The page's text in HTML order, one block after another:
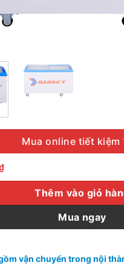
Mua online tiết kiệm
Thêm vào giỏ
Mua ngay
vận chuyển trong nội